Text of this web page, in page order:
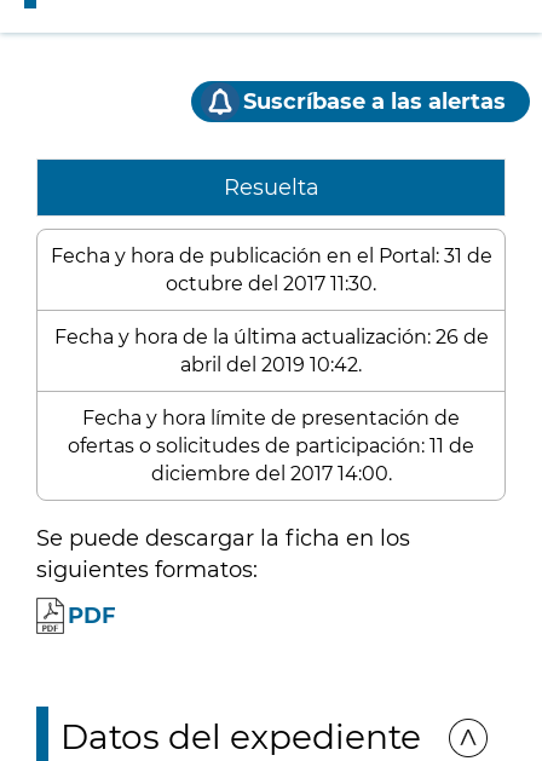
Suscríbase a las alertas
Resuelta
Fecha y hora de publicación en el Portal: 31 de
octubre del 2017 11:30.
Fecha y hora de la última actualización: 26 de
abril del 2019 10:42.
Fecha y hora límite de presentación de
ofertas o solicitudes de participación: 11 de
diciembre del 2017 14:00.
Se puede descargar la ficha en los
siguientes formatos:
PDF
Datos del expediente